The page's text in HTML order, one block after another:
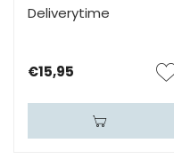
Deliverytime
€15,95